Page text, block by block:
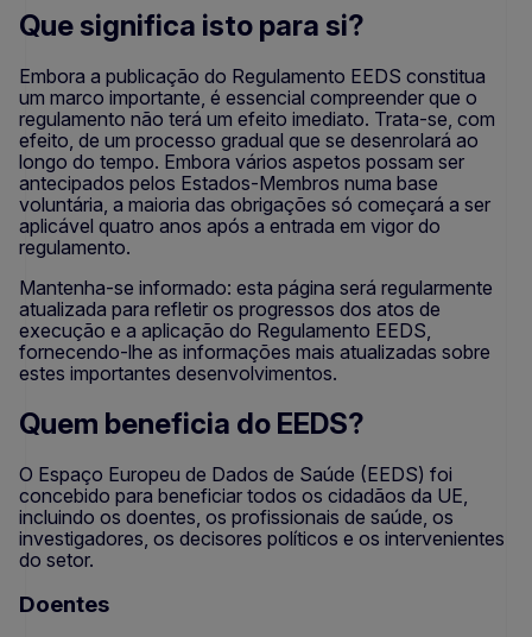
Que significa isto para si?
Embora a publicação do Regulamento EEDS constitua
um marco importante, é essencial compreender que o
regulamento não terá um efeito imediato. Trata-se, com
efeito, de um processo gradual que se desenrolará ao
longo do tempo. Embora vários aspetos possam ser
antecipados pelos Estados-Membros numa base
voluntária, a maioria das obrigações só começará a ser
aplicável quatro anos após a entrada em vigor do
regulamento.
Mantenha-se informado: esta página será regularmente
atualizada para refletir os progressos dos atos de
execução e a aplicação do Regulamento EEDS,
fornecendo-lhe as informações mais atualizadas sobre
estes importantes desenvolvimentos.
Quem beneficia do EEDS?
O Espaço Europeu de Dados de Saúde (EEDS) foi
concebido para beneficiar todos os cidadãos da UE,
incluindo os doentes, os profissionais de saúde, os
investigadores, os decisores políticos e os intervenientes
do setor.
Doentes